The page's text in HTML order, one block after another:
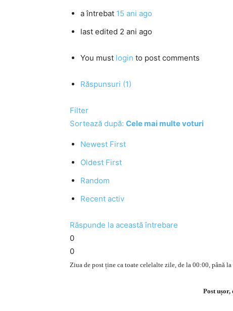
a întrebat 15 ani ago
last edited 2 ani ago
You must login to post comments
Răspunsuri (1)
Filter
Sortează după: Cele mai multe voturi
Newest First
Oldest First
Random
Recent activ
Răspunde la această întrebare
0
0
Ziua de post ține ca toate celelalte zile, de la 00:00, până
Post